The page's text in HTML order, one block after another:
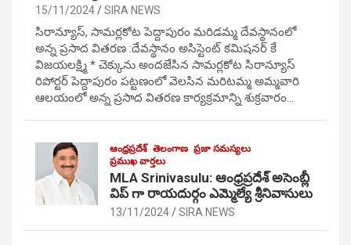
15/11/2024 SIRA NEWS
సిరాన్యూస్, సామర్లకోట పెద్దాపురం మరిడమ్మ దేవస్థానంలో
అన్న ప్రసాద వితరణ :దేవస్థానం అసిస్టెంట్ కమిషనర్ కే
విజయలక్ష్మి * చెక్కును అందజేసిన సామర్లకోట సిరాన్యూస్
రిపోర్టర్ పెద్దాపురం పట్టణంలో వెలసిన మరిటమ్మ అమ్మవారి
ఆలయంలో అన్న ప్రసాద వితరణ కార్యక్రమాన్ని శుక్రవారం…
ఆంధ్రప్రదేశ్ తెలంగాణ ప్రజా సమస్యలు
ప్రముఖ వార్తలు
MLA Srinivasulu: ఆంధ్రప్రదేశ్ అసెంబ్లీ
విప్ గా రాయదుర్గం ఎమ్మెల్యే శ్రీనివాసులు
13/11/2024 SIRA NEWS